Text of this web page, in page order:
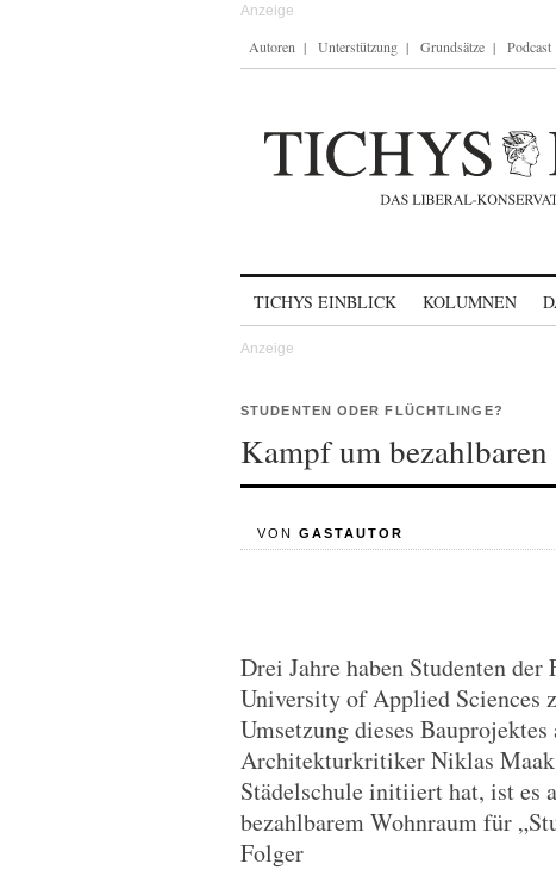
Autoren Unterstützung Grundsätze Podcast
TICHYS EINBLICK KOLUMNEN
STUDENTEN ODER FLÜCHTLINGE?
Kampf um
VON GASTAUTOR
Drei Jahre haben Studenten
University of Applied Sciences
Umsetzung dieses
Architekturkritiker Niklas
Städelschule initiiert hat, ist es
bezahlbarem Wohnraum für
Folger